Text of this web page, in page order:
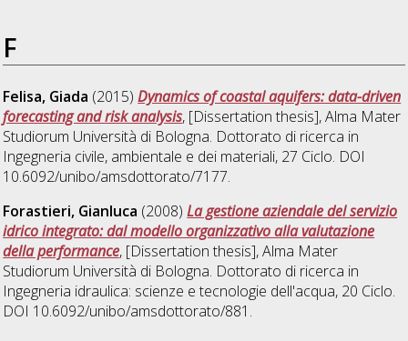
F
Felisa, Giada (2015)Dynamics of coastal aquifers: data-driven
forecasting and risk analysis, [Dissertation thesis], Alma Mater
Studiorum Università di Bologna. Dottorato di ricerca in
Ingegneria civile, ambientale e dei materiali, 27 Ciclo. DOI
10.6092/unibo/amsdottorato/7177.
Forastieri, Gianluca (2008)La gestione aziendale del servizio
idrico integrato: dal modello organizzativo alla valutazione
della performance, [Dissertation thesis], Alma Mater
Studiorum Università di Bologna. Dottorato di ricerca in
Ingegneria idraulica: scienze e tecnologie dell'acqua, 20 Ciclo.
DOI 10.6092/unibo/amsdottorato/881.